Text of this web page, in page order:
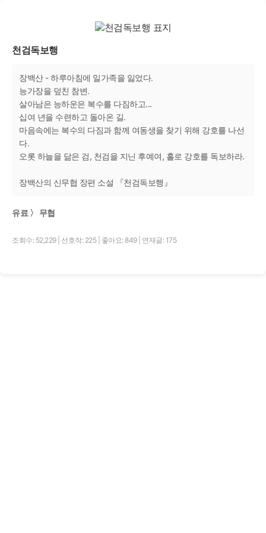
천검독보행
장백산 - 하루아침에 일가족을 잃었다.
능가장을 덮친 참변.
살아남은 능하운은 복수를 다짐하고...
십여 년을 수련하고 돌아온 길.
마음속에는 복수의 다짐과 함께 여동생을 찾기 위해 강호를 나선
다.
오롯 하늘을 닮은 검, 천검을 지닌 후예여, 홀로 강호를 독보하라.
장백산의 신무협 장편 소설 『천검독보행』
유료 〉 무협
조회수: 52,229 선호작: 225 좋아요: 849 연재글: 175